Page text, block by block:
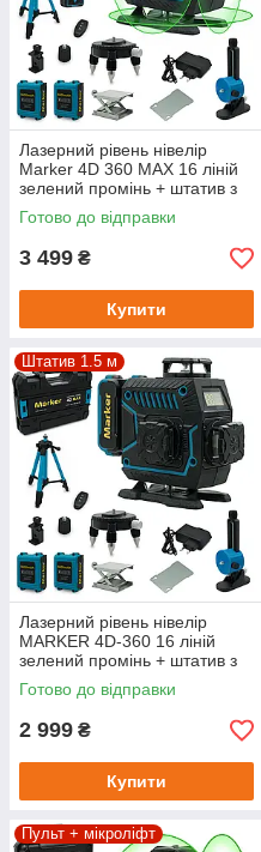
Лазерний рівень нівелір
Marker 4D 360 MAX 16 ліній
зелений промінь + штатив з
мікроліфтом
Готово до відправки
3 499 ₴
Купити
Штатив 1.5 м
Лазерний рівень нівелір
MARKER 4D-360 16 ліній
зелений промінь + штатив з
мікроліфтом
Готово до відправки
2 999 ₴
Купити
Пульт + мікроліфт